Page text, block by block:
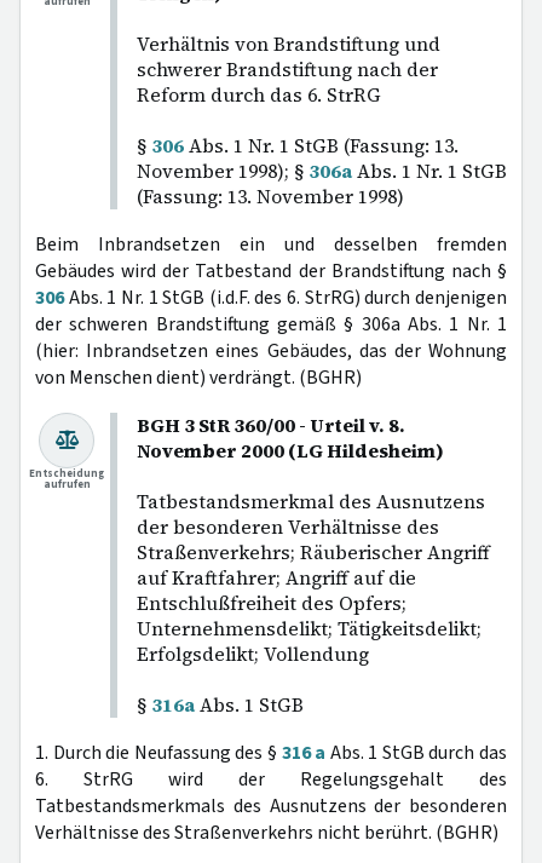
Verhältnis von Brandstiftung und
schwerer Brandstiftung nach der
Reform durch das 6. StrRG
§ 306Abs. 1 Nr. 1 StGB (Fassung: 13.
November 1998); § 306aAbs. 1 Nr. 1 StGB
(Fassung: 13. November 1998)
Beim Inbrandsetzen ein und desselben fremden
Gebäudes wird der Tatbestand der Brandstiftung nach §
306Abs. 1 Nr. 1 StGB (i.d.F. des 6. StrRG) durch denjenigen
der schweren Brandstiftung gemäß § 306a Abs. 1 Nr. 1
(hier: Inbrandsetzen eines Gebäudes, das der Wohnung
von Menschen dient) verdrängt. (BGHR)
BGH 3 StR 360/00 - Urteil v. 8.
November 2000 (LG Hildesheim)
Tatbestandsmerkmal des Ausnutzens
der besonderen Verhältnisse des
Straßenverkehrs; Räuberischer Angriff
auf Kraftfahrer; Angriff auf die
Entschlußfreiheit des Opfers;
Unternehmensdelikt; Tätigkeitsdelikt;
Erfolgsdelikt; Vollendung
§ 316aAbs. 1 StGB
Entscheidung
aufrufen
1. Durch die Neufassung des § 316 a Abs. 1 StGB durch das
6. StrRG wird der Regelungsgehalt des
Tatbestandsmerkmals des Ausnutzens der besonderen
Verhältnisse des Straßenverkehrs nicht berührt. (BGHR)